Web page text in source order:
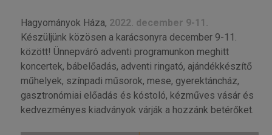
Hagyományok Háza, 2022. december 9-11.
Készüljünk közösen a karácsonyra december 9-11.
között! Ünnepváró adventi programunkon meghitt
koncertek, bábelőadás, adventi ringató, ajándékkészítő
műhelyek, színpadi műsorok, mese, gyerektáncház,
gasztronómiai előadás és kóstoló, kézműves vásár és
kedvezményes kiadványok várják a hozzánk betérőket.